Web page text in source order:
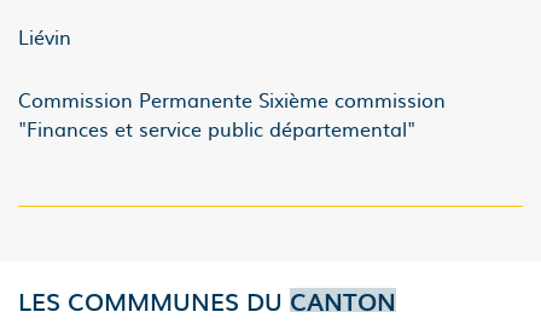
Liévin
Commission Permanente Sixième commission
"Finances et service public départemental"
LES COMMMUNES DU CANTON